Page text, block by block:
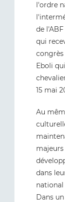
l'ordre
de
qui
Eboli
15 mai
Au
dans
Dans